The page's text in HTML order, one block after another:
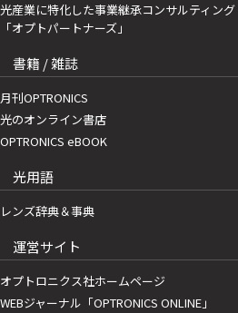
光産業に特化した事業継承コンサルティング
「オプトパートナーズ」
書籍 / 雑誌
月刊OPTRONICS
光のオンライン書店
OPTRONICS eBOOK
光用語
レンズ辞典＆事典
運営サイト
オプトロニクス社ホームページ
WEBジャーナル「OPTRONICS ONLINE」